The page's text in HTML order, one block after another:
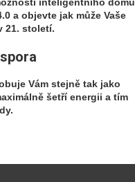
a objevte jak může Vaše
21. století.
Vám stejně tak jako
šetří energii a tím